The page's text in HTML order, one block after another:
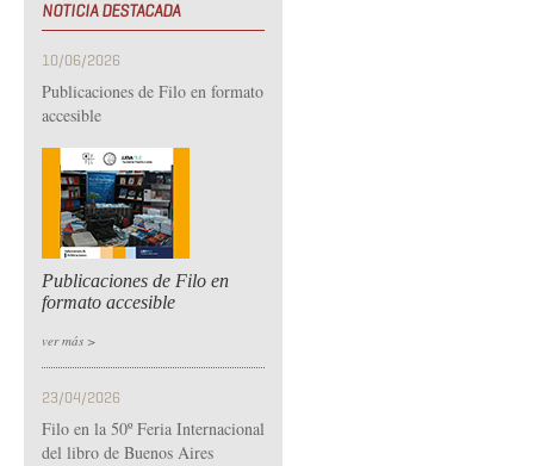
NOTICIA DESTACADA
10/06/2026
Publicaciones de Filo en formato
accesible
Publicaciones de Filo en
formato accesible
ver más >
23/04/2026
Filo en la 50º Feria Internacional
del libro de Buenos Aires